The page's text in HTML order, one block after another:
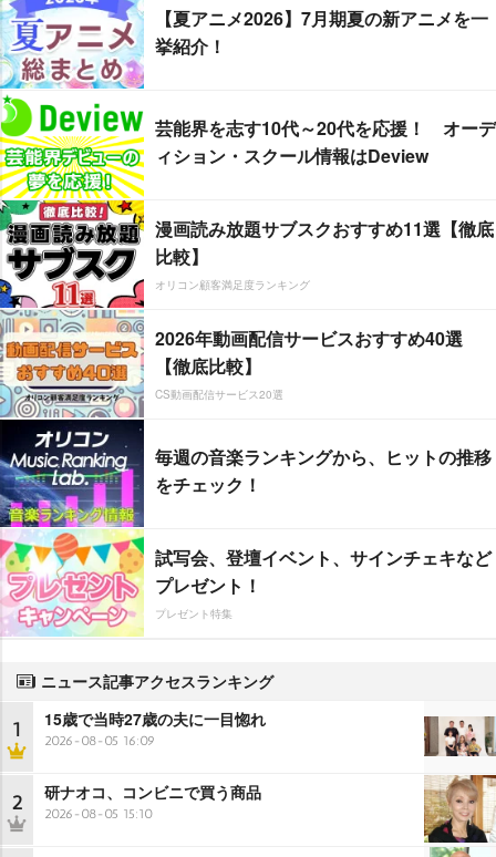
【夏アニメ2026】7月期夏の新アニメを一
挙紹介！
芸能界を志す10代～20代を応援！ オーデ
ィション・スクール情報はDeview
漫画読み放題サブスクおすすめ11選【徹底
比較】
オリコン顧客満足度ランキング
2026年動画配信サービスおすすめ40選
【徹底比較】
CS動画配信サービス20選
毎週の音楽ランキングから、ヒットの推移
をチェック！
試写会、登壇イベント、サインチェキなど
プレゼント！
プレゼント特集
ニュース記事アクセスランキング
1 15歳で当時27歳の夫に一目惚れ
2026-08-05 16:09
2 研ナオコ、コンビニで買う商品
2026-08-05 15:10